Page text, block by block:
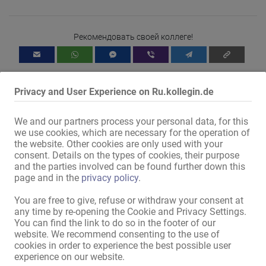
Privacy and User Experience on Ru.kollegin.de
We and our partners process your personal data, for this
we use cookies, which are necessary for the operation of
the website. Other cookies are only used with your
consent. Details on the types of cookies, their purpose
and the parties involved can be found further down this
page and in the privacy policy.
You are free to give, refuse or withdraw your consent at
any time by re-opening the Cookie and Privacy Settings.
You can find the link to do so in the footer of our
website. We recommend consenting to the use of
cookies in order to experience the best possible user
experience on our website.
По договоренности мы можем создать собственную
домашнюю страницу или интернет-магазин на хороших
Дополнительная информация по телефону:
0177-5403107
или по электронной почте с фотографиями: whynot-
escortsd@hotmail.com
Мы с нетерпением ждем от вас!
Ваша команда EscortSD
PS: Собственная машина и кондоминиум должны быть
возможны с самодисциплиной, стабильностью и хорошим
управлением.
Рекомендовать своей коллеге!
Mit dem Klicken von „Karte anzeigen“ erteilst du die Erlaubnis, dass
Daten an Google übermittelt werden und du damit Karten als
externen Inhalt nutzen kannst.
Weitere Informationen findest du in
unsererDatenschutzerklärung.
Karte anzeigen